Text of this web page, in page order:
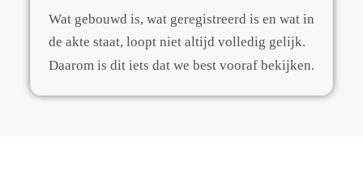
Wat gebouwd is, wat geregistreerd is en wat in
de akte staat, loopt niet altijd volledig gelijk.
Daarom is dit iets dat we best vooraf bekijken.